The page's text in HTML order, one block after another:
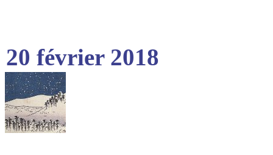
20 février 2018